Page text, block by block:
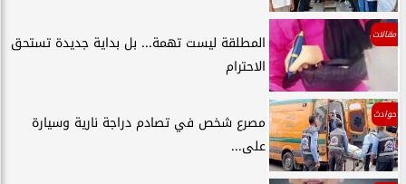
مقالات
المطلقة ليست تهمة... بل بداية جديدة تستحق
الاحترام
حوادث
مصرع شخص في تصادم دراجة نارية وسيارة
على...